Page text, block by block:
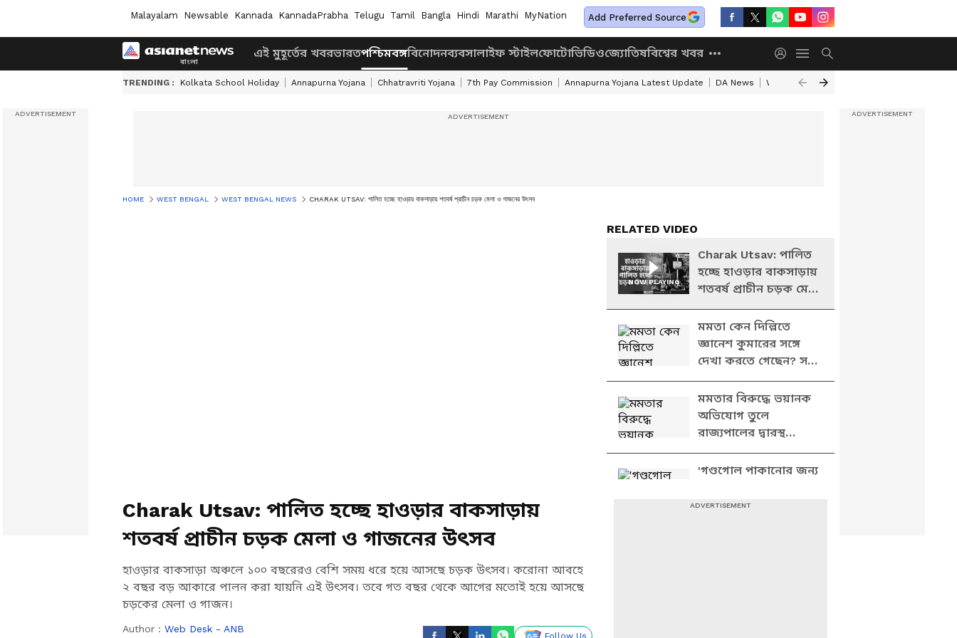
Malayalam Newsable Kannada KannadaPrabha Telugu Tamil Bangla Hindi Marathi MyNation Add Preferred Source
এই মুহূর্তের খবরভারতপশ্চিমবঙ্গবিনোদনব্যবসালাইফ স্টাইলফোটোভিডিওজ্যোতিষবিশ্বের খবর
TRENDING : Kolkata School Holiday Annapurna Yojana Chhatravriti Yojana 7th Pay Commission Annapurna Yojana Latest Update DA News WB Annapurna Yojana New Portal
HOME WEST BENGAL WEST BENGAL NEWS CHARAK UTSAV: পালিত হচ্ছে হাওড়ার বাকসাড়ায় শতবর্ষ প্রাচীন চড়ক মেলা ও গাজনের উৎসব
Charak Utsav: পালিত হচ্ছে হাওড়ার বাকসাড়ায়
শতবর্ষ প্রাচীন চড়ক মেলা ও গাজনের উৎসব
হাওড়ার বাকসাড়া অঞ্চলে ১০০ বছরেরও বেশি সময় ধরে হয়ে আসছে চড়ক উৎসব। করোনা আবহে
২ বছর বড় আকারে পালন করা যায়নি এই উৎসব। তবে গত বছর থেকে আগের মতোই হয়ে আসছে
চড়কের মেলা ও গাজন।
Author : Web Desk - ANB
RELATED VIDEO
NOW PLAYING
Charak Utsav: পালিত
হচ্ছে হাওড়ার বাকসাড়ায়
শতবর্ষ প্রাচীন চড়ক মেলা
ও গাজনের উৎসব
মমতা কেন দিল্লিতে
জ্ঞানেশ কুমারের সঙ্গে
দেখা করতে গেছেন? সব
ফাঁস করে যা বললেন
শুভেন্দু
মমতার বিরুদ্ধে ভয়ানক
অভিযোগ তুলে
রাজ্যপালের দ্বারস্থ
শুভেন্দু, দেখুন কী বলছেন
'গণ্ডগোল পাকানোর জন্য
করেছে তৃণমূল',